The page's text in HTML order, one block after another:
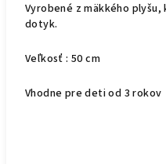
Vyrobené z mäkkého
dotyk.
Veľkosť : 50 cm
Vhodne pre deti od 3 rokov